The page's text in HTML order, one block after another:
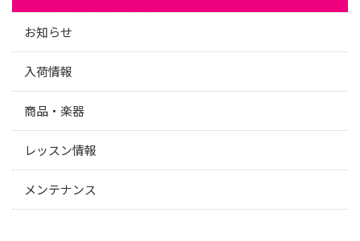
お知らせ
入荷情報
商品・楽器
レッスン情報
メンテナンス